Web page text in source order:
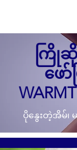
ကြို
ဖော်
ပိုနွေးတဲ့အိမ်၊